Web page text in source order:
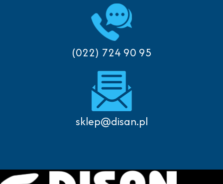
(022) 724 90 95
sklep@disan.pl